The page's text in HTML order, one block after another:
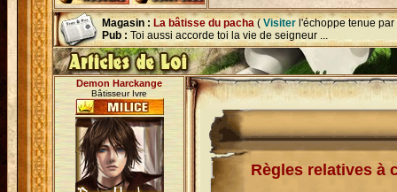
Magasin : La bâtisse du pacha ( Visiter l'échoppe tenue par
Pub : Toi aussi accorde toi la vie de seigneur ...
Demon Harckange
Bâtisseur Ivre
Règles relatives à